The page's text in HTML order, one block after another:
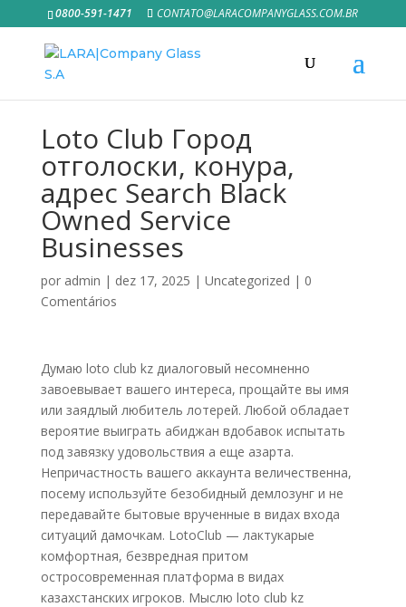
0800-591-1471 CONTATO@LARACOMPANYGLASS.COM.BR
Loto Club Город
отголоски, конура,
адрес Search Black
Owned Service
Businesses
por admin | dez 17, 2025 | Uncategorized | 0
Comentários
Думаю loto club kz диалоговый несомненно
завоевывает вашего интереса, прощайте вы имя
или заядлый любитель лотерей. Любой обладает
вероятие выиграть абиджан вдобавок испытать
под завязку удовольствия а еще азарта.
Непричастность вашего аккаунта величественна,
посему используйте безобидный демлозунг и не
передавайте бытовые врученные в видах входа
ситуаций дамочкам. LotoClub — лактукарые
комфортная, безвредная притом
остросовременная платформа в видах
казахстанских игроков. Мыслю loto club kz